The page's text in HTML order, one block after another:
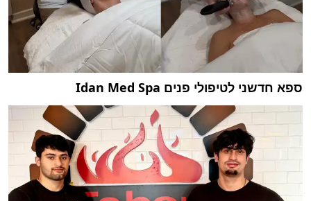
ספא חדשני לטיפולי פנים Idan Med Spa